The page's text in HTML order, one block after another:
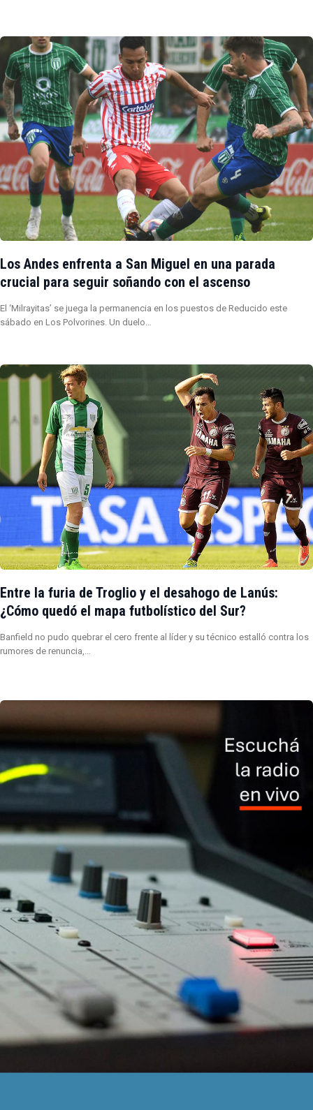
Los Andes enfrenta a San Miguel en una parada
crucial para seguir soñando con el ascenso
El ‘Milrayitas’ se juega la permanencia en los puestos de Reducido este
sábado en Los Polvorines. Un duelo…
Entre la furia de Troglio y el desahogo de Lanús:
¿Cómo quedó el mapa futbolístico del Sur?
Banfield no pudo quebrar el cero frente al líder y su técnico estalló contra los
rumores de renuncia,…